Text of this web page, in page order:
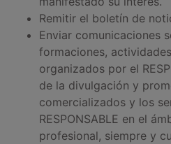
Remitir el boletín de
Enviar comunicaciones
formaciones,
organizados por el
de la divulgación y
comercializados y los
RESPONSABLE en el
profesional, siempre y